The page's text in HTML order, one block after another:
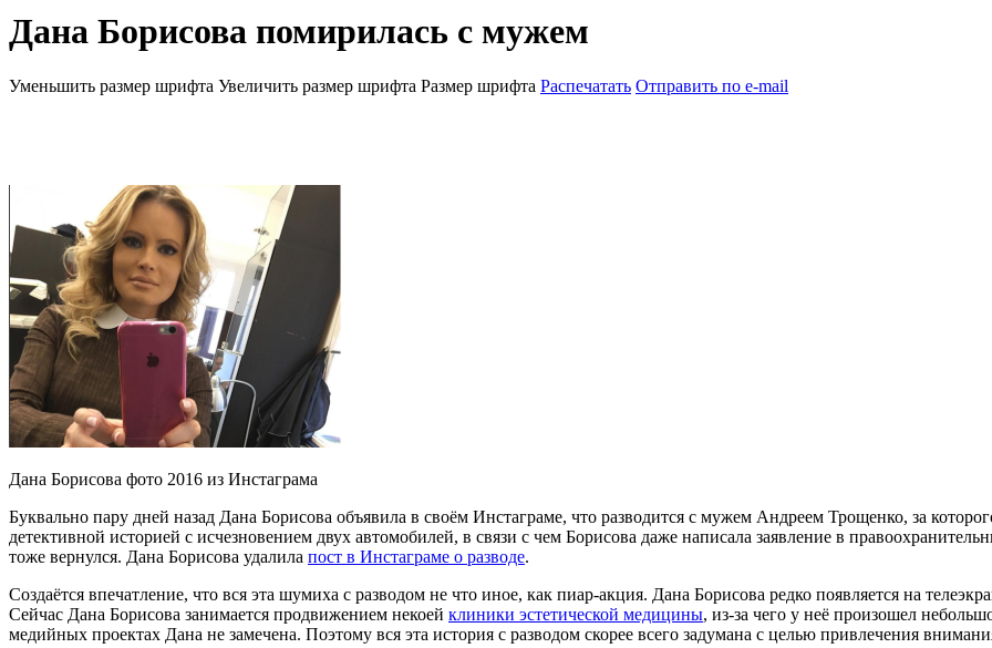
Дана Борисова помирилась с мужем
Уменьшить размер шрифта Увеличить размер шрифта Размер шрифта Распечатать Отправить по e-mail
Дана Борисова фото 2016 из Инстаграма
Буквально пару дней назад Дана Борисова объявила в своём Инстаграме, что разводится с мужем Андреем Трощенко, за
детективной историей с исчезновением двух автомобилей, в связи с чем Борисова даже написала заявление в
тоже вернулся. Дана Борисова удалила пост в Инстаграме о разводе.
Создаётся впечатление, что вся эта шумиха с разводом не что иное, как пиар-акция. Дана Борисова редко появляется на
Сейчас Дана Борисова занимается продвижением некоей клиники эстетической медицины, из-за чего у неё произошел
медийных проектах Дана не замечена. Поэтому вся эта история с разводом скорее всего задумана с целью привлечения